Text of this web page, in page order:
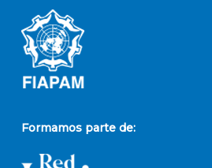
Formamos parte de: